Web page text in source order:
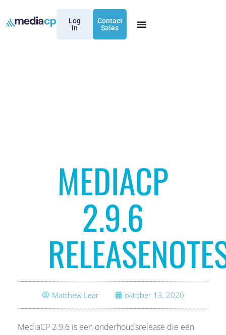
Log
in
Contact
Sales
MEDIACP
2.9.6
Matthew Lear oktober 13, 2020
MediaCP 2.9.6 is een onderhoudsrelease die een